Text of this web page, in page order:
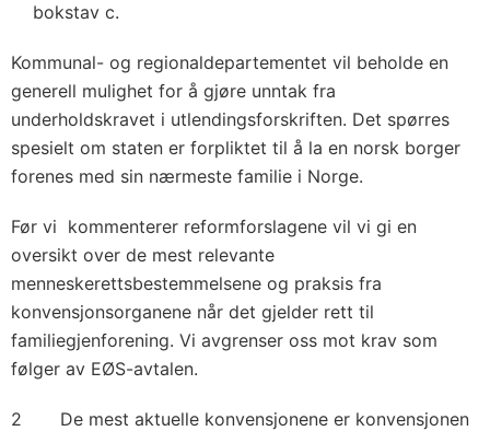
bokstav c.
Kommunal- og regionaldepartementet vil beholde en
generell mulighet for å gjøre unntak fra
underholdskravet i utlendingsforskriften. Det spørres
spesielt om staten er forpliktet til å la en norsk borger
forenes med sin nærmeste familie i Norge.
Før vi kommenterer reformforslagene vil vi gi en
oversikt over de mest relevante
menneskerettsbestemmelsene og praksis fra
konvensjonsorganene når det gjelder rett til
familiegjenforening. Vi avgrenser oss mot krav som
følger av EØS-avtalen.
2 De mest aktuelle konvensjonene er konvensjonen